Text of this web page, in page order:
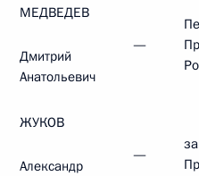
МЕДВЕДЕВ
Дмитрий
Анатольевич
—
ЖУКОВ
Александр
—